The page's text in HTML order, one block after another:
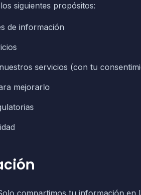
siguientes propósitos:
de información
servicios (con tu
mejorarlo
compartimos tu información en